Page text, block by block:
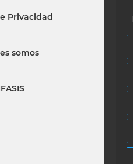
Privacidad
somos